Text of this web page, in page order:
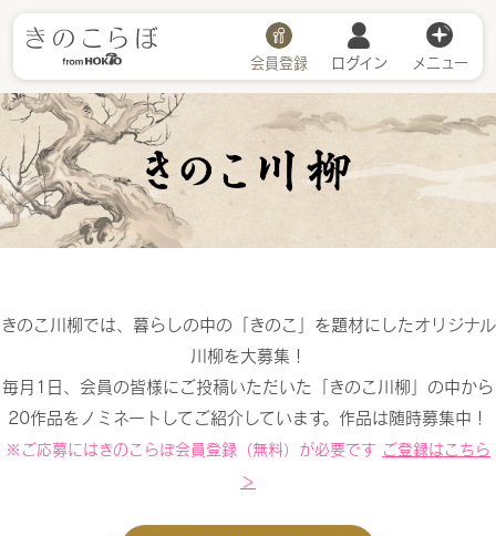
会員登録 ログイン メニュー
川柳詳細
きのこ川柳では、暮らしの中の「きのこ」を題材にしたオリジナル
川柳を大募集！
毎月1日、会員の皆様にご投稿いただいた「きのこ川柳」の中から
20作品をノミネートしてご紹介しています。作品は随時募集中！
※ご応募にはきのこらぼ会員登録（無料）が必要です ご登録はこちら
＞